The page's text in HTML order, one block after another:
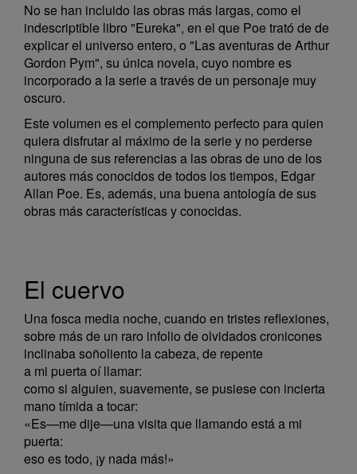
No se han incluido las obras más largas, como el
indescriptible libro "Eureka", en el que Poe trató de de
explicar el universo entero, o "Las aventuras de Arthur
Gordon Pym", su única novela, cuyo nombre es
incorporado a la serie a través de un personaje muy
oscuro.
Este volumen es el complemento perfecto para quien
quiera disfrutar al máximo de la serie y no perderse
ninguna de sus referencias a las obras de uno de los
autores más conocidos de todos los tiempos, Edgar
Allan Poe. Es, además, una buena antología de sus
obras más características y conocidas.
El cuervo
Una fosca media noche, cuando en tristes reflexiones,
sobre más de un raro infolio de olvidados cronicones
inclinaba soñoliento la cabeza, de repente
a mi puerta oí llamar:
como si alguien, suavemente, se pusiese con incierta
mano tímida a tocar:
«Es—me dije—una visita que llamando está a mi
puerta:
eso es todo, ¡y nada más!»